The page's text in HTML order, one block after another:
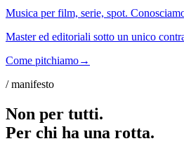
Musica per film, serie, spot.
Master ed editoriali sotto un unico
Come pitchiamo→
/ manifesto
Non per tutti.
Per chi ha una rotta.